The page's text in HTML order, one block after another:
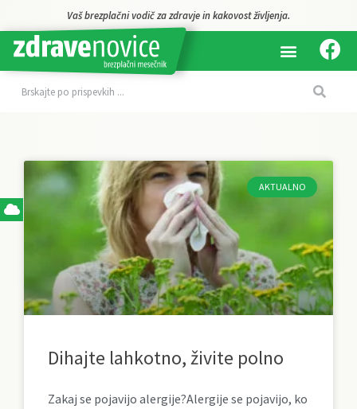
Vaš brezplačni vodič za zdravje in kakovost življenja.
AKTUALNO
Dihajte lahkotno, živite polno
Zakaj se pojavijo alergije?Alergije se pojavijo, ko